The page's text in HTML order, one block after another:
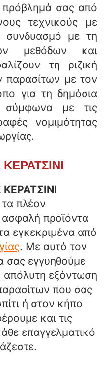
πρόβλημά σας από
τεχνικούς με
συνδυασμό με τη
μεθόδων και
τη ριζική
παρασίτων με τον
για τη δημόσια
σύμφωνα με τις
νομιμότητας
πλέον
ασφαλή προϊόντα
εγκεκριμένα από
. Με αυτό τον
σας εγγυηθούμε
απόλυτη εξόντωση
που σας
ή στον κήπο
και τις
επαγγελματικό